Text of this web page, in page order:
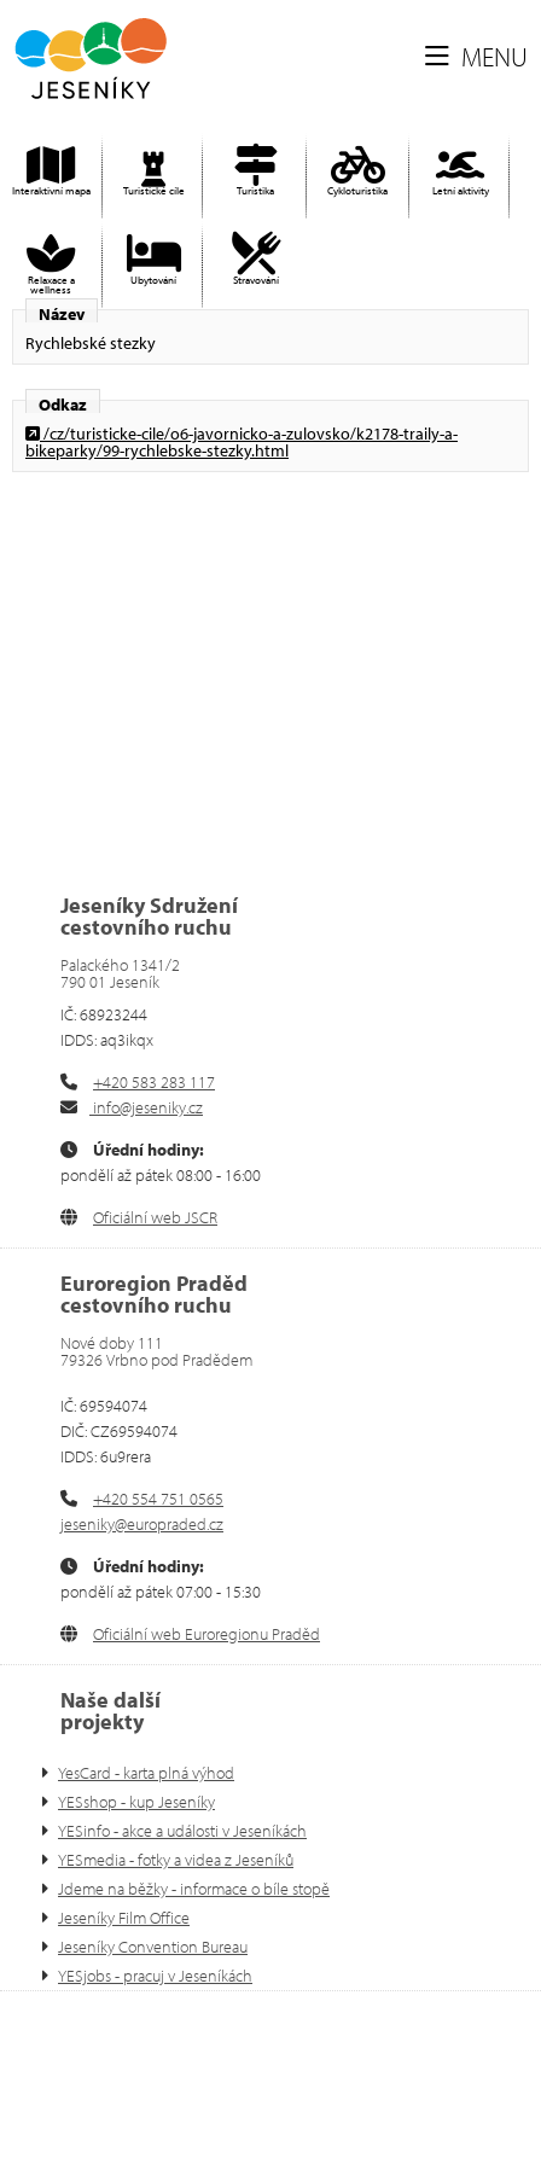
MENU
Interaktivní mapa Turistické cíle Turistika Cykloturistika Letní aktivity
Relaxace a
wellness
Ubytování Stravování
Název
Rychlebské stezky
Odkaz
/cz/turisticke-cile/o6-javornicko-a-zulovsko/k2178-traily-a-
bikeparky/99-rychlebske-stezky.html
Jeseníky Sdružení
cestovního ruchu
Palackého 1341/2
790 01 Jeseník
IČ: 68923244
IDDS: aq3ikqx
+420 583 283 117
info@jeseniky.cz
Úřední hodiny:
pondělí až pátek 08:00 - 16:00
Oficiální web JSCR
Euroregion Praděd
cestovního ruchu
Nové doby 111
79326 Vrbno pod Pradědem
IČ: 69594074
DIČ: CZ69594074
IDDS: 6u9rera
+420 554 751 0565
jeseniky@europraded.cz
Úřední hodiny:
pondělí až pátek 07:00 - 15:30
Oficiální web Euroregionu Praděd
Naše další
projekty
YesCard - karta plná výhod
YESshop - kup Jeseníky
YESinfo - akce a události v Jeseníkách
YESmedia - fotky a videa z Jeseníků
Jdeme na běžky - informace o bíle stopě
Jeseníky Film Office
Jeseníky Convention Bureau
YESjobs - pracuj v Jeseníkách